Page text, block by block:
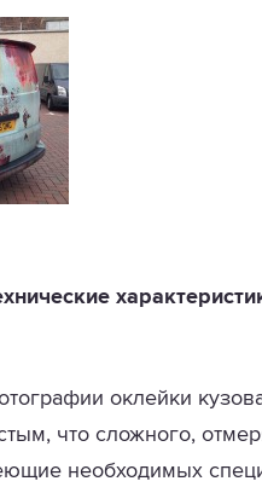
оклейки
что сложного,
необходимых